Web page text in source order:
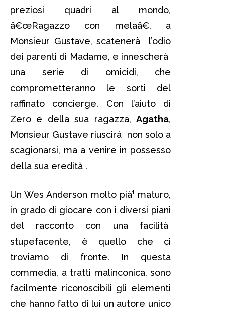
preziosi quadri al mondo,
â€œRagazzo con melaâ€, a
Monsieur Gustave, scatenerà l’odio
dei parenti di Madame, e innescherà
una serie di omicidi, che
comprometteranno le sorti del
raffinato concierge. Con l’aiuto di
Zero e della sua ragazza, Agatha,
Monsieur Gustave riuscirà non solo a
scagionarsi, ma a venire in possesso
della sua eredità .
Un Wes Anderson molto pià¹ maturo,
in grado di giocare con i diversi piani
del racconto con una facilità
stupefacente, è quello che ci
troviamo di fronte. In questa
commedia, a tratti malinconica, sono
facilmente riconoscibili gli elementi
che hanno fatto di lui un autore unico